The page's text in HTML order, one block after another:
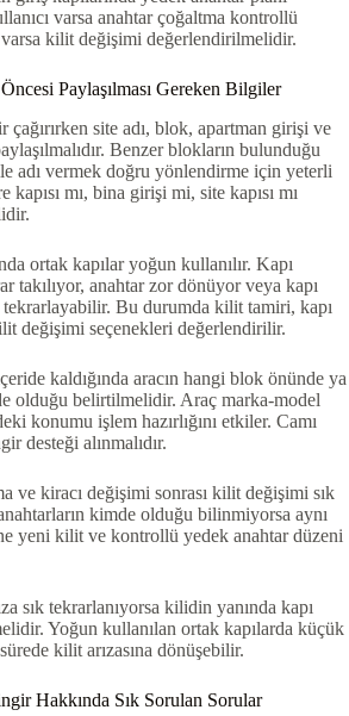
varsa anahtar çoğaltma kontrollü
kilit değişimi değerlendirilmelidir.
Paylaşılması Gereken Bilgiler
site adı, blok, apartman girişi ve
Benzer blokların bulunduğu
adı vermek doğru yönlendirme için yeterli
mı, bina girişi mi, site kapısı mı
ortak kapılar yoğun kullanılır. Kapı
takılıyor, anahtar zor dönüyor veya kapı
tekrarlayabilir. Bu durumda kilit tamiri, kapı
değişimi seçenekleri değerlendirilir.
kaldığında aracın hangi blok önünde ya
olduğu belirtilmelidir. Araç marka-model
konumu işlem hazırlığını etkiler. Camı
desteği alınmalıdır.
ve kiracı değişimi sonrası kilit değişimi sık
kimde olduğu bilinmiyorsa aynı
yeni kilit ve kontrollü yedek anahtar düzeni
sık tekrarlanıyorsa kilidin yanında kapı
Yoğun kullanılan ortak kapılarda küçük
kilit arızasına dönüşebilir.
Hakkında Sık Sorulan Sorular